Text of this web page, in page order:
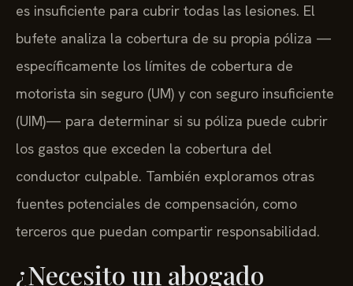
es insuficiente para cubrir todas las lesiones. El
bufete analiza la cobertura de su propia póliza —
específicamente los límites de cobertura de
motorista sin seguro (UM) y con seguro insuficiente
(UIM)— para determinar si su póliza puede cubrir
los gastos que exceden la cobertura del
conductor culpable. También exploramos otras
fuentes potenciales de compensación, como
terceros que puedan compartir responsabilidad.
¿Necesito un abogado